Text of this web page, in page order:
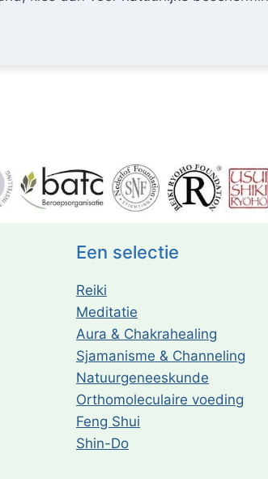
Een selectie
Reiki
Meditatie
Aura & Chakrahealing
Sjamanisme & Channeling
Natuurgeneeskunde
Orthomoleculaire voeding
Feng Shui
Shin-Do